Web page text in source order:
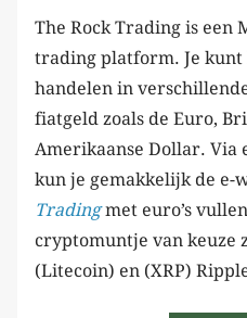
The Rock Trading is een
trading platform. Je
handelen in
fiatgeld zoals de Euro,
Amerikaanse Dollar. Via
kun je gemakkelijk de e-
Tradingmet euro’s
cryptomuntje van keuze
(Litecoin) en (XRP)